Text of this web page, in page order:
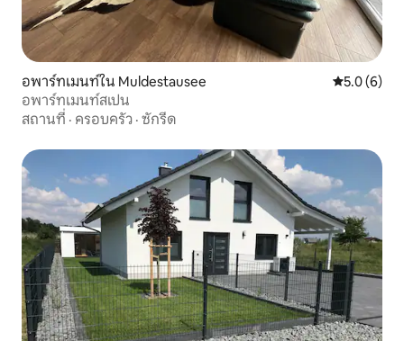
อพาร์ทเมนท์ใน Muldestausee คะแนนเฉลี่
5.0 (6)
อพาร์ทเมนท์สเปน
สถานที่ · ครอบครัว · ซักรีด